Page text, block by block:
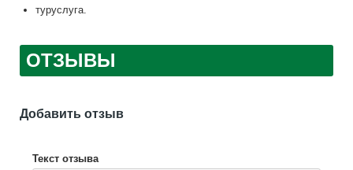
туруслуга.
ОТЗЫВЫ
Добавить отзыв
Текст отзыва